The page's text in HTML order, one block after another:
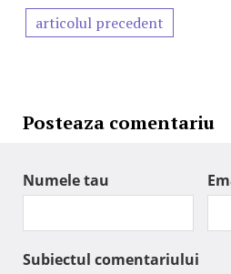
articolul precedent
Posteaza comentariu
Numele tau
Subiectul comentariului